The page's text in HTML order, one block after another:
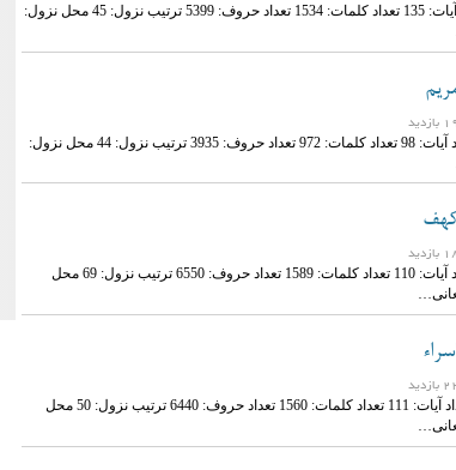
نام سوره: طه تعداد آیات: 135 تعداد کلمات: 1534 تعداد حروف: 5399 ترتیب نزول: 45 محل نزول:
نام سوره: مریم تعداد آیات: 98 تعداد کلمات: 972 تعداد حروف: 3935 ترتیب نزول: 44 محل نزول:
کهف
نام سوره: کهف تعداد آیات: 110 تعداد کلمات: 1589 تعداد حروف: 6550 ترتیب نزول: 69 محل
نام سوره: اسراء تعداد آیات: 111 تعداد کلمات: 1560 تعداد حروف: 6440 ترتیب نزول: 50 محل